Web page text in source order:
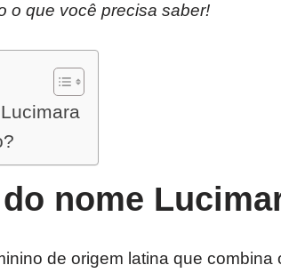
o que você precisa saber!
nome
de origem latina que combina